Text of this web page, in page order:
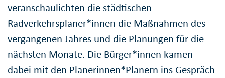
veranschaulichten die städtischen
Radverkehrsplaner*innen die Maßnahmen des
vergangenen Jahres und die Planungen für die
nächsten Monate. Die Bürger*innen kamen
dabei mit den Planerinnen*Planern ins Gespräch